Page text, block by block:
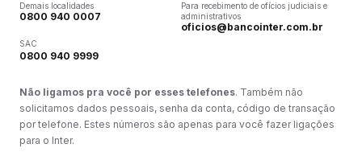
Demais localidades
0800 940 0007
SAC
0800 940 9999
Para recebimento de ofícios judiciais e
administrativos
oficios@bancointer.com.br
Não ligamos pra você por esses telefones. Também não
solicitamos dados pessoais, senha da conta, código de transação
por telefone. Estes números são apenas para você fazer ligações
para o Inter.